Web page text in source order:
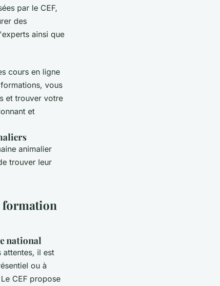
par le CEF,
des
ainsi que
cours en ligne
vous
et trouver votre
et
animalier
trouver leur
formation
national
il est
ou à
CEF propose